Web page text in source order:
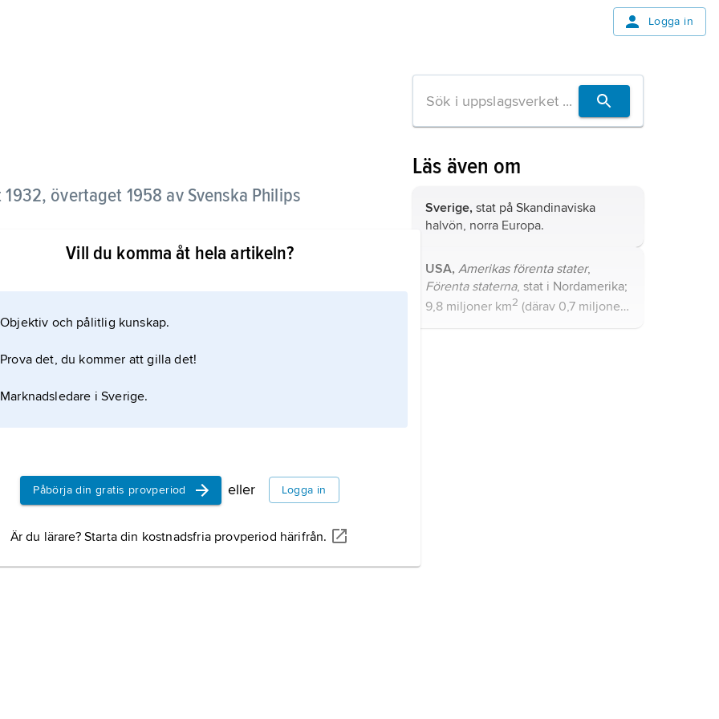
Logga in
övertaget 1958 av Svenska Philips
och utgivning av grammofonskivor.
svenska populärmusiken under 1930–50-talen,
med danska Tono. Bland S:s artister fanns
Billquist. Producenterna på S.
Vill du komma åt hela artikeln?
Objektiv och pålitlig kunskap.
Prova det, du kommer att gilla det!
Marknadsledare i Sverige.
Påbörja din gratis provperiod eller Logga in
Är du lärare? Starta din kostnadsfria provperiod härifrån.
Läs även om
Sverige, stat på Skandinaviska
halvön, norra Europa.
USA, Amerikas förenta stater,
Förenta staterna, stat i Nordamerika;
9,8 miljoner km2 (därav 0,7 miljoner
km vatten), 336,6 miljoner invånare